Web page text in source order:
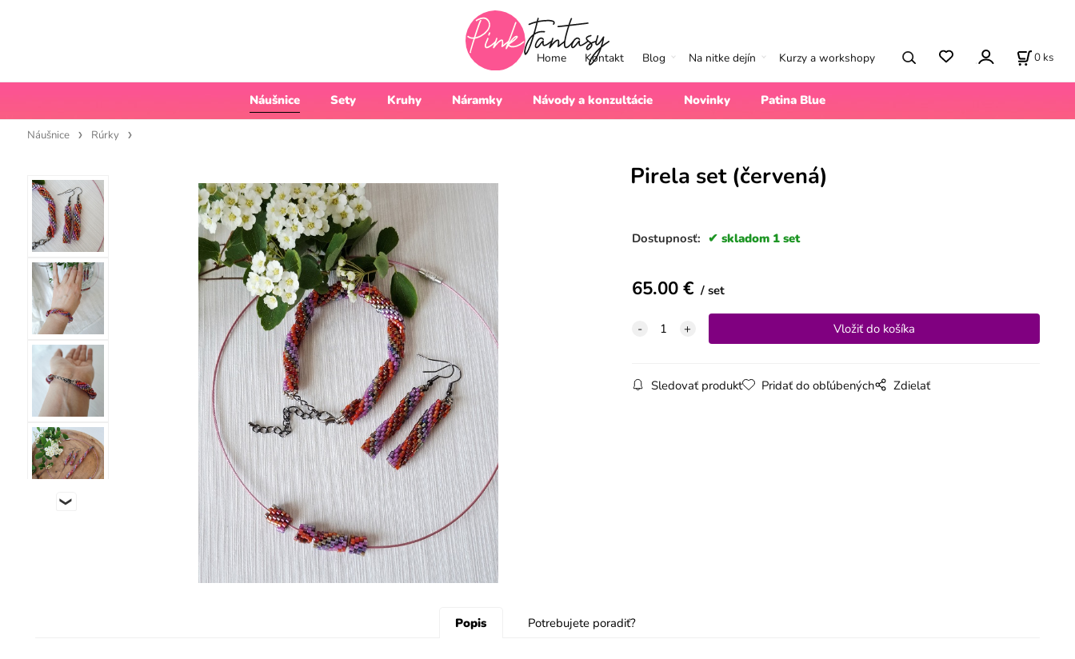
Náušnice Sety Kruhy Náramky Návody a konzultácie Novinky Patina Blue
Home Kontakt Blog Na nitke dejín Kurzy a workshopy 0 ks
Náušnice Rúrky
Pirela set (červená)
Dostupnosť: skladom 1 set
65.00€ set
Sledovať produkt Pridať do obľúbených Zdielať
Popis Potrebujete poradiť?